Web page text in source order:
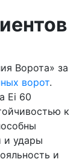
Ворота» за
ворот.
Ei 60
к
и удары
и